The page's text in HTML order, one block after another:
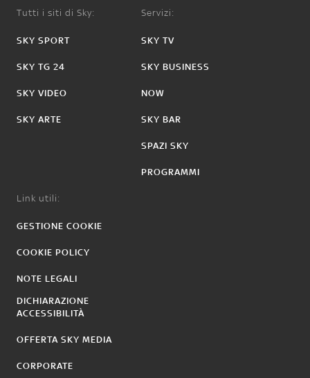
Tutti i siti di Sky:
SKY SPORT
SKY TG 24
SKY VIDEO
SKY ARTE
Servizi:
SKY TV
SKY BUSINESS
NOW
SKY BAR
SPAZI SKY
PROGRAMMI
Link utili:
GESTIONE COOKIE
COOKIE POLICY
NOTE LEGALI
DICHIARAZIONE
ACCESSIBILITÀ
OFFERTA SKY MEDIA
CORPORATE